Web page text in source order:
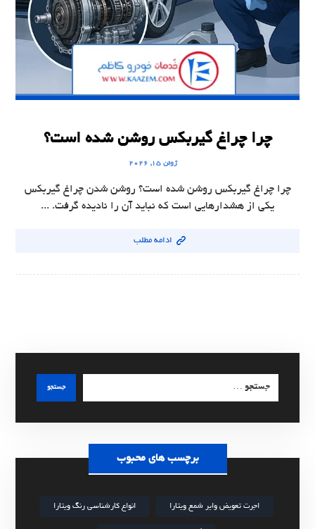
چرا چراغ گیربکس روشن شده است؟
ژوئن ۱۵, ۲۰۲۶
چرا چراغ گیربکس روشن شده است؟ روشن شدن چراغ گیربکس
یکی از هشدارهایی است که نباید آن را نادیده گرفت. ...
ادامه مطلب
جستجو
برچسب های محبوب
اجرت تعویض وایر شمع ویتارا انواع کارشناسی رنگ ویتارا